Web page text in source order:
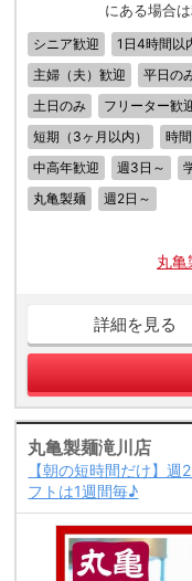
にある場合は
シニア歓迎 1日4時間以
主婦（夫）歓迎
平日の
土日のみ
フリーター歓
短期（3ヶ月以内）
時
中高年歓迎
週3日～
丸亀製麺
週2日～
丸亀
詳細を見る
丸亀製麺滝川店
【朝の短時間だけ】
フトは1週間毎♪